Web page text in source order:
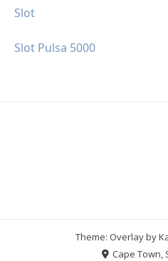
Slot
Slot Pulsa 5000
Theme: Overlay by
Cape Town,